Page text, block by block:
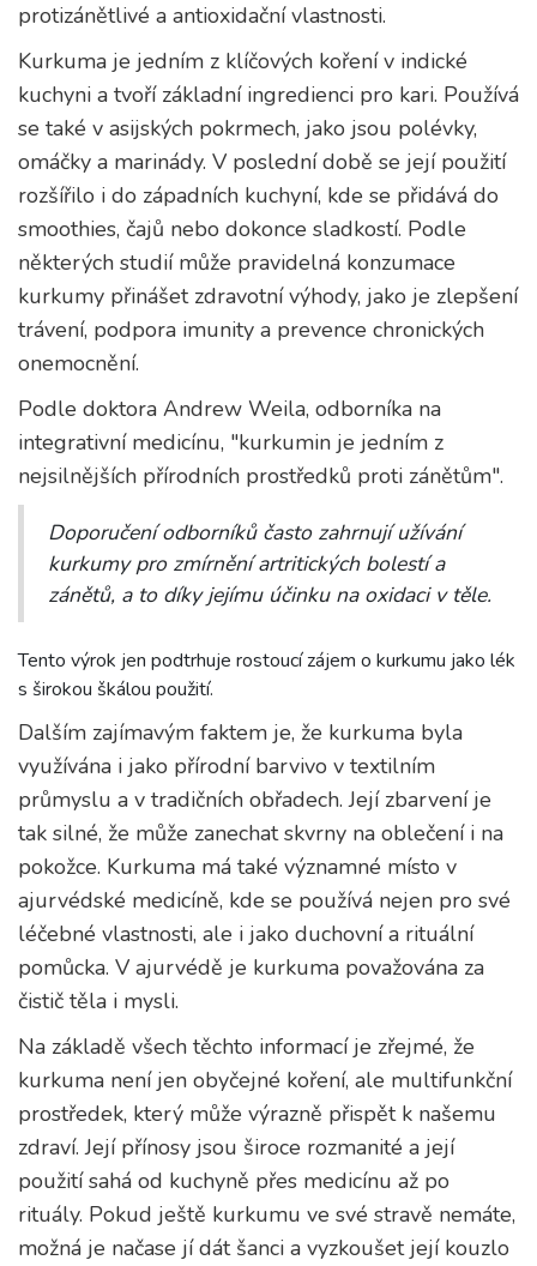
protizánětlivé a antioxidační vlastnosti.
Kurkuma je jedním z klíčových koření v indické
kuchyni a tvoří základní ingredienci pro kari. Používá
se také v asijských pokrmech, jako jsou polévky,
omáčky a marinády. V poslední době se její použití
rozšířilo i do západních kuchyní, kde se přidává do
smoothies, čajů nebo dokonce sladkostí. Podle
některých studií může pravidelná konzumace
kurkumy přinášet zdravotní výhody, jako je zlepšení
trávení, podpora imunity a prevence chronických
onemocnění.
Podle doktora Andrew Weila, odborníka na
integrativní medicínu, "kurkumin je jedním z
nejsilnějších přírodních prostředků proti zánětům".
Doporučení odborníků často zahrnují užívání
kurkumy pro zmírnění artritických bolestí a
zánětů, a to díky jejímu účinku na oxidaci v těle.
Tento výrok jen podtrhuje rostoucí zájem o kurkumu jako lék
s širokou škálou použití.
Dalším zajímavým faktem je, že kurkuma byla
využívána i jako přírodní barvivo v textilním
průmyslu a v tradičních obřadech. Její zbarvení je
tak silné, že může zanechat skvrny na oblečení i na
pokožce. Kurkuma má také významné místo v
ajurvédské medicíně, kde se používá nejen pro své
léčebné vlastnosti, ale i jako duchovní a rituální
pomůcka. V ajurvédě je kurkuma považována za
čistič těla i mysli.
Na základě všech těchto informací je zřejmé, že
kurkuma není jen obyčejné koření, ale multifunkční
prostředek, který může výrazně přispět k našemu
zdraví. Její přínosy jsou široce rozmanité a její
použití sahá od kuchyně přes medicínu až po
rituály. Pokud ještě kurkumu ve své stravě nemáte,
možná je načase jí dát šanci a vyzkoušet její kouzlo